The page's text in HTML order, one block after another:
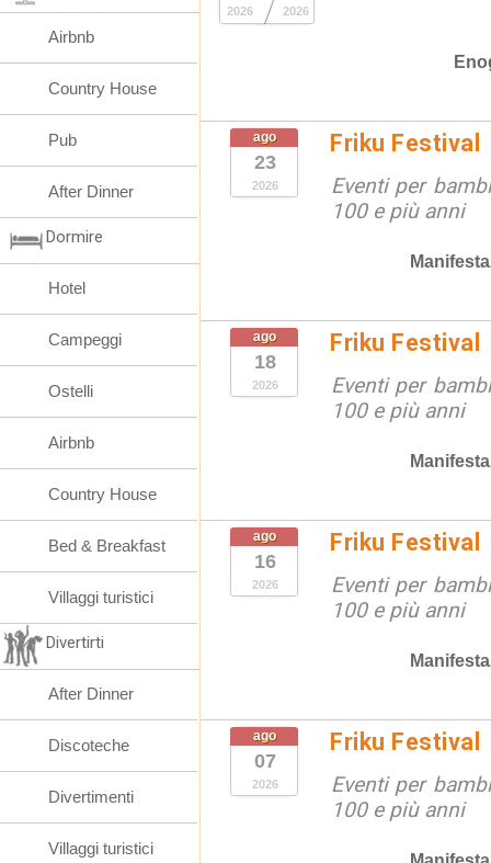
2026 2026
ago
23
2026
Friku Festival
Eventi per
100 e più anni
ago
18
2026
Friku Festival
Eventi per
100 e più anni
ago
16
2026
Friku Festival
Eventi per
100 e più anni
ago
07
2026
Friku Festival
Eventi per
100 e più anni
Airbnb
Country House
Pub
After Dinner
Dormire
Hotel
Campeggi
Ostelli
Airbnb
Country House
Bed & Breakfast
Villaggi turistici
Divertirti
After Dinner
Discoteche
Divertimenti
Villaggi turistici